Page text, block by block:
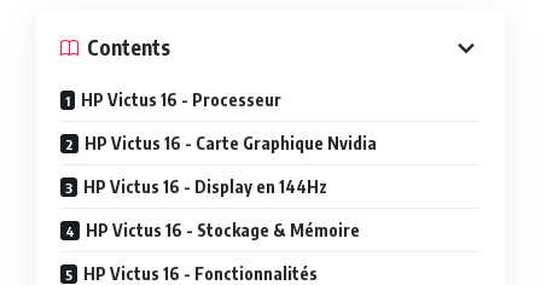
Contents
HP Victus 16 - Processeur
HP Victus 16 - Carte Graphique Nvidia
HP Victus 16 - Display en 144Hz
HP Victus 16 - Stockage & Mémoire
HP Victus 16 - Fonctionnalités